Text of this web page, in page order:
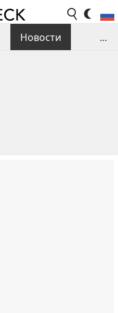
Новости
...